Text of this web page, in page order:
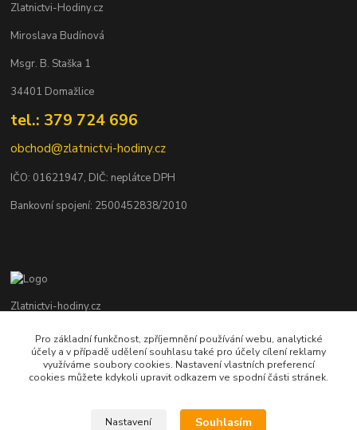
Zlatnictvi-Hodiny.cz
Miroslava Budínová
Msgr. B. Staška 1
34401 Domažlice
tel.: 379 724 696
obchod@zlatnictvi-hodiny.cz
IČO: 01621947, DIČ: neplátce DPH
Bankovní spojení: 2500452838/2010
Zlatnictvi-hodiny.cz
+420 379 492 545
Po - Pá: 9,00 - 17,00 hod., So: 9,00 - 11,30 hod.
Pro základní funkčnost, zpříjemnění používání webu, analytické
účely a v případě udělení souhlasu také pro účely cílení reklamy
využíváme soubory cookies. Nastavení vlastních preferencí
cookies můžete kdykoli upravit odkazem ve spodní části stránek.
Nastavení Souhlasím